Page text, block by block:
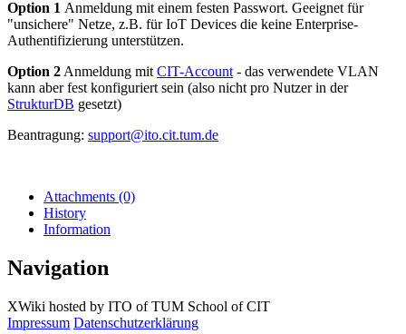
Option 1 Anmeldung mit einem festen Passwort. Geeignet für
"unsichere" Netze, z.B. für IoT Devices die keine Enterprise-
Authentifizierung unterstützen.
Option 2 Anmeldung mit CIT-Account - das verwendete VLAN
kann aber fest konfiguriert sein (also nicht pro Nutzer in der
StrukturDB gesetzt)
Beantragung: support@ito.cit.tum.de
Attachments (0)
History
Information
Navigation
XWiki hosted by ITO of TUM School of CIT
Impressum Datenschutzerklärung